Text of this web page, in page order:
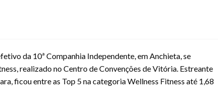
da 10ª Companhia Independente, em Anchieta, se
realizado no Centro de Convenções de Vitória. Estreante
ficou entre as Top 5 na categoria Wellness Fitness até 1,68